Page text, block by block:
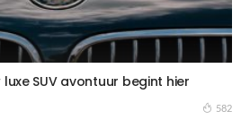
SUV avontuur begint hier
582